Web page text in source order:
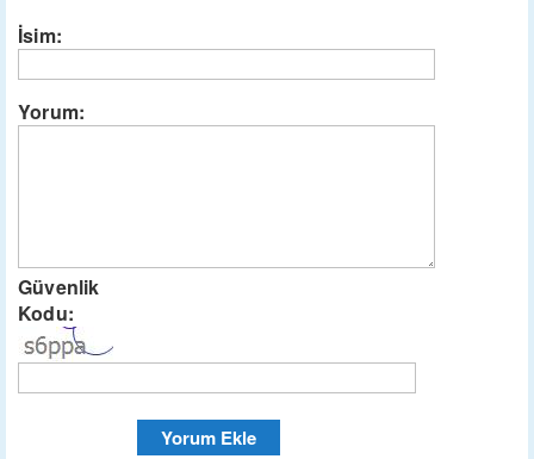
İsim:
Yorum:
Güvenlik
Kodu: